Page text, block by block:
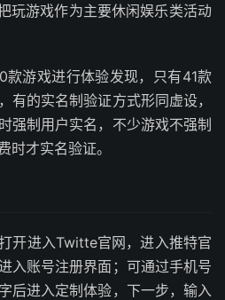
玩游戏作为主要休闲娱乐类活动
款游戏进行体验发现，只有41款
有的实名制验证方式形同虚设，
强制用户实名，不少游戏不强制
时才实名验证。
开进入Twitte官网，进入推特官
入账号注册界面；可通过手机号
后进入定制体验，下一步，输入